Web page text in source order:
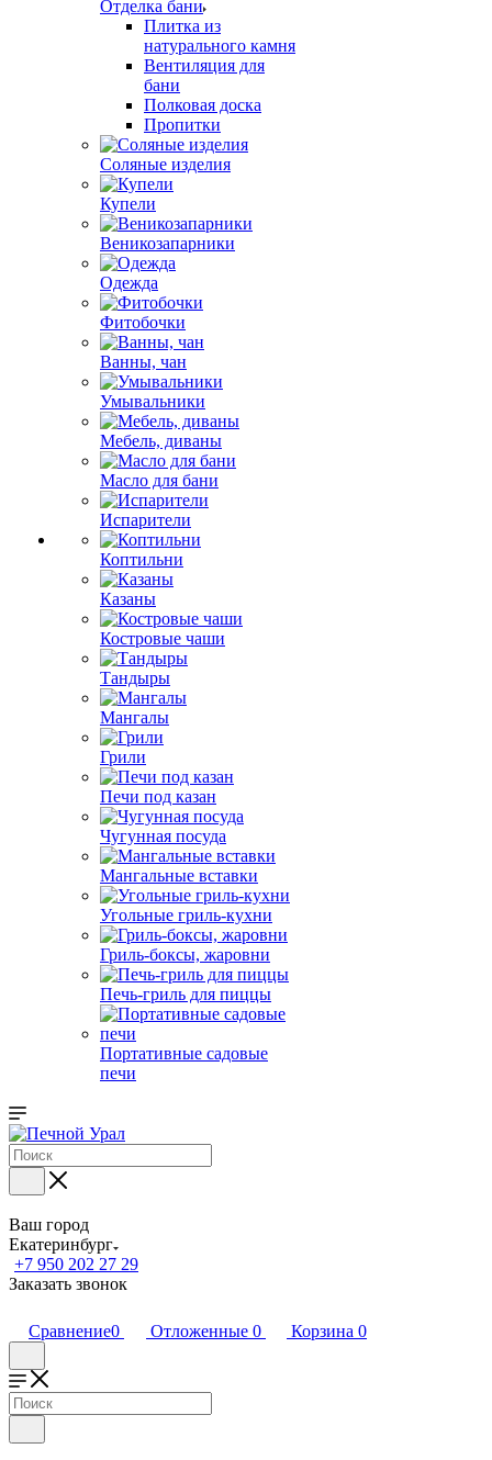
Отделка бани
Плитка из
натурального камня
Вентиляция для
бани
Полковая доска
Пропитки
Соляные изделия
Купели
Веникозапарники
Одежда
Фитобочки
Ванны, чан
Умывальники
Мебель, диваны
Масло для бани
Испарители
Коптильни
Казаны
Костровые чаши
Тандыры
Мангалы
Грили
Печи под казан
Чугунная посуда
Мангальные вставки
Угольные гриль-кухни
Гриль-боксы, жаровни
Печь-гриль для пиццы
Портативные садовые
печи
Ваш город
Екатеринбург
+7 950 202 27 29
Заказать звонок
Сравнение0 Отложенные 0 Корзина 0